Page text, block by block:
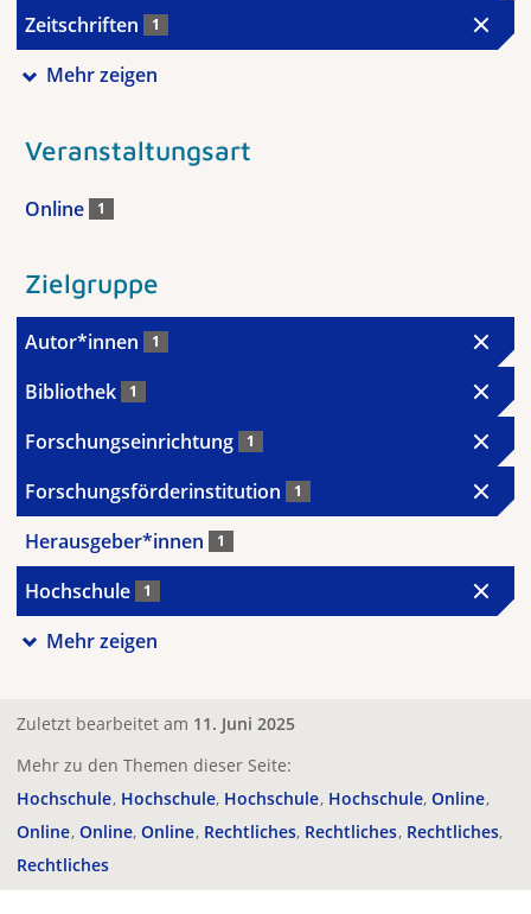
Zeitschriften 1
Mehr zeigen
Veranstaltungsart
Online 1
Zielgruppe
Autor*innen 1
Bibliothek 1
Forschungseinrichtung 1
Forschungsförderinstitution 1
Herausgeber*innen 1
Hochschule 1
Mehr zeigen
Zuletzt bearbeitet am 11. Juni 2025
Mehr zu den Themen dieser Seite:
Hochschule Hochschule Hochschule Hochschule Online
Online Online Online Rechtliches Rechtliches Rechtliches
Rechtliches